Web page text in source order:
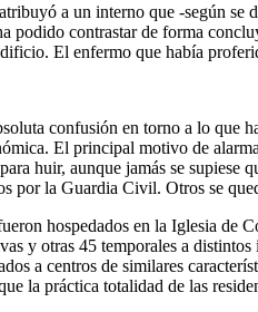
a un interno que -según se
podido contrastar de forma
El enfermo que había
confusión en torno a lo que
El principal motivo de
huir, aunque jamás se supiese
por la Guardia Civil. Otros se
hospedados en la Iglesia de
y otras 45 temporales a
a centros de similares
la práctica totalidad de las